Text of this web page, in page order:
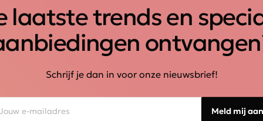
laatste trends en
Schrijf je dan in voor onze nieuwsbrief!
Meld mij aan